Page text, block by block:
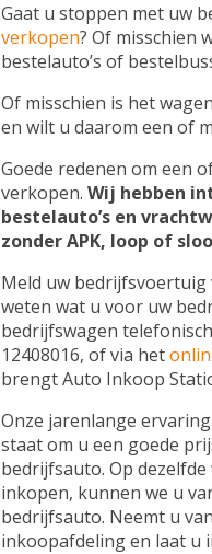
Gaat u stoppen met uw
verkopen? Of misschien
bestelauto’s of
Of misschien is het
en wilt u daarom een of
Goede redenen om een
verkopen. Wij hebben
bestelauto’s en
zonder APK, loop of
Meld uw bedrijfsvoertuig
weten wat u voor uw
bedrijfswagen
12408016, of via het
brengt Auto Inkoop
Onze jarenlange
staat om u een goede
bedrijfsauto. Op
inkopen, kunnen we u
bedrijfsauto. Neemt u
inkoopafdeling en laat u